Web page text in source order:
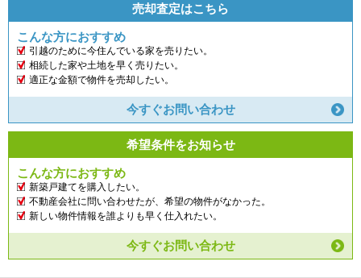
売却査定はこちら
こんな方におすすめ
引越のために今住んでいる家を売りたい。
相続した家や土地を早く売りたい。
適正な金額で物件を売却したい。
今すぐお問い合わせ
希望条件をお知らせ
こんな方におすすめ
新築戸建てを購入したい。
不動産会社に問い合わせたが、希望の物件がなかった。
新しい物件情報を誰よりも早く仕入れたい。
今すぐお問い合わせ